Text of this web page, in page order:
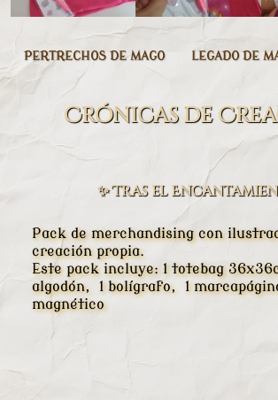
PERTRECHOS DE MAGO LEGADO DE
Crónicas de
✨ Tras el
Pack de merchandising con
creación propia.
Este pack incluye: 1 totebag
algodón, 1 bolígrafo, 1
magnético